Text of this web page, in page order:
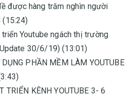
được hàng trăm nghìn người
(15:24)
Youtube ngách thị trường
30/6/19) (13:01)
PHẦN MỀM LÀM YOUTUBE
TRIỂN KÊNH YOUTUBE 3- 6